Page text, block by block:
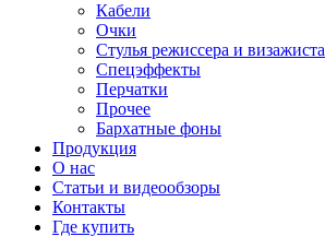
Кабели
Очки
Стулья режиссера и визажиста
Спецэффекты
Перчатки
Прочее
Бархатные фоны
Продукция
О нас
Статьи и видеообзоры
Контакты
Где купить